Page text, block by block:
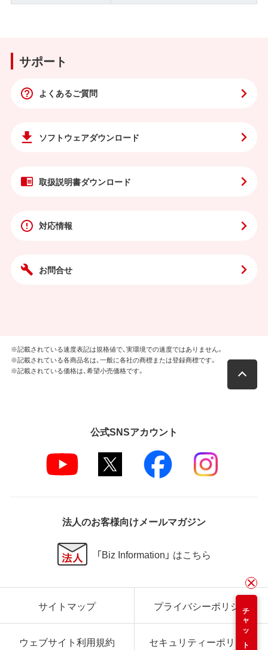
サポート
よくあるご質問
ソフトウェアダウンロード
取扱説明書ダウンロード
対応情報
お問合せ
チャット
※記載されている速度表記は規格値で、実環境での速度ではありません。
※記載されている各商品名は、一般に各社の商標または登録商標です。
※記載されている価格は、希望小売価格です。
公式SNSアカウント
法人のお客様向けメールマガジン
「Biz Information」 はこちら
サイトマップ プライバシーポリシー
ウェブサイト利用規約 セキュリティーポリシー